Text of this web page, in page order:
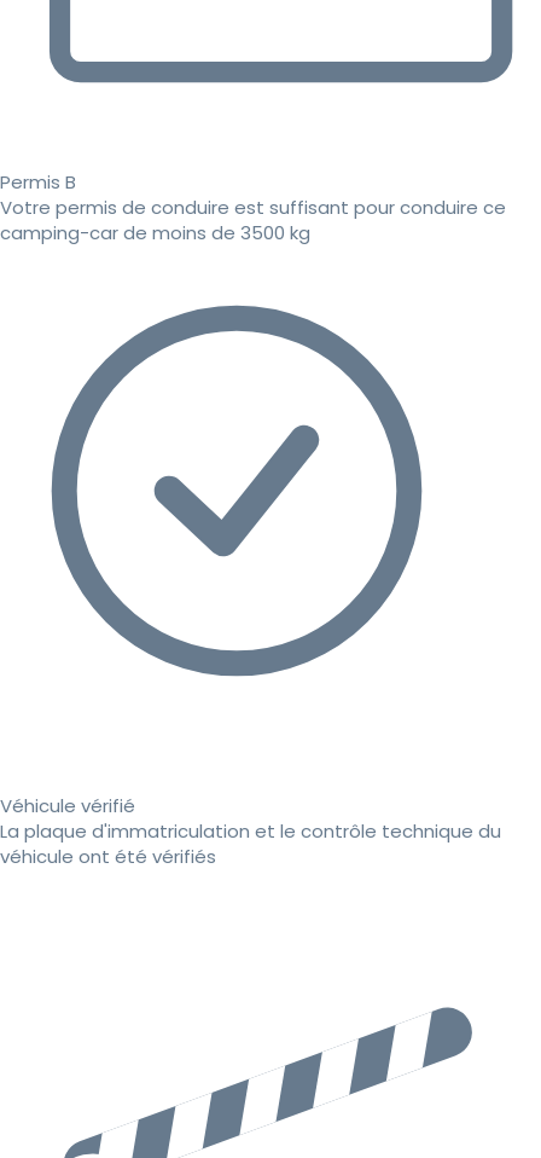
Permis B
Votre permis de conduire est suffisant pour conduire ce
camping-car de moins de 3500 kg
Véhicule vérifié
La plaque d'immatriculation et le contrôle technique du
véhicule ont été vérifiés